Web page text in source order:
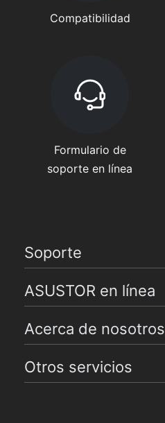
Compatibilidad
Formulario de
soporte en línea
Soporte
ASUSTOR en línea
Acerca de nosotros
Otros servicios